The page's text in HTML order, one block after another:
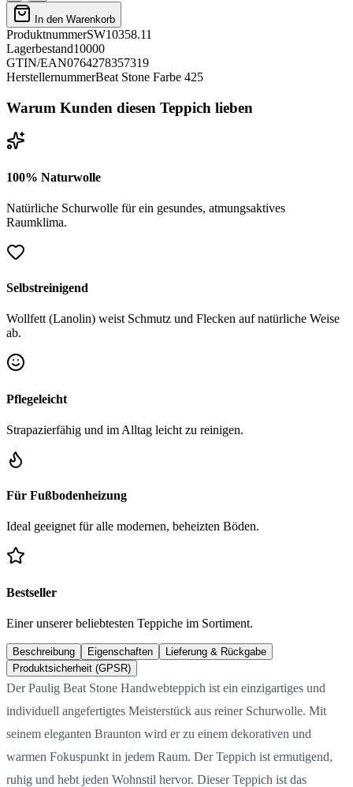
In den Warenkorb
ProduktnummerSW10358.11
Lagerbestand10000
GTIN/EAN0764278357319
HerstellernummerBeat Stone Farbe 425
Warum Kunden diesen Teppich lieben
100% Naturwolle
Natürliche Schurwolle für ein gesundes, atmungsaktives
Raumklima.
Selbstreinigend
Wollfett (Lanolin) weist Schmutz und Flecken auf natürliche Weise
ab.
Pflegeleicht
Strapazierfähig und im Alltag leicht zu reinigen.
Für Fußbodenheizung
Ideal geeignet für alle modernen, beheizten Böden.
Bestseller
Einer unserer beliebtesten Teppiche im Sortiment.
Beschreibung Eigenschaften
Lieferung & Rückgabe
Produktsicherheit (GPSR)
Der Paulig Beat Stone Handwebteppich ist ein einzigartiges und
individuell angefertigtes Meisterstück aus reiner Schurwolle. Mit
seinem eleganten Braunton wird er zu einem dekorativen und
warmen Fokuspunkt in jedem Raum. Der Teppich ist ermutigend,
ruhig und hebt jeden Wohnstil hervor. Dieser Teppich ist das